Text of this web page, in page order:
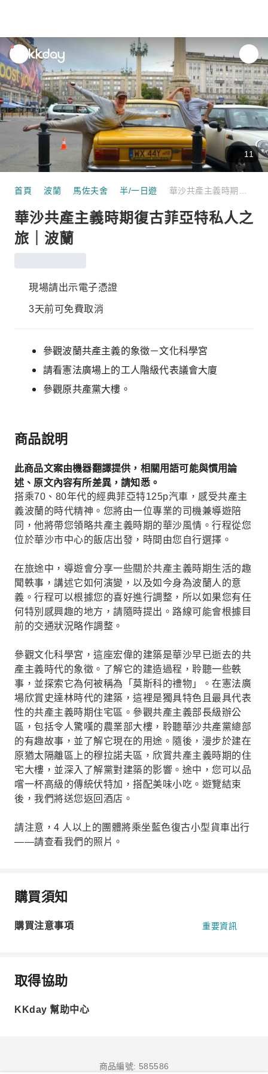
unread
notifications
11
首頁 波蘭 馬佐夫舍 半/一日遊
華沙共產主義時期復古菲亞特私人之
旅｜波蘭
現場請出示電子憑證
3天前可免費取消
參觀波蘭共產主義的象徵－文化科學宮
請看憲法廣場上的工人階級代表議會大廈
參觀原共產黨大樓。
商品說明
此商品文案由機器翻譯提供，相關用語可能與慣用論
述、原文內容有所差異，請知悉。
搭乘70、80年代的經典菲亞特125p汽車，感受共產主
義波蘭的時代精神。您將由一位專業的司機兼導遊陪
同，他將帶您領略共產主義時期的華沙風情。行程從您
位於華沙市中心的飯店出發，時間由您自行選擇。
在旅途中，導遊會分享一些關於共產主義時期生活的趣
聞軼事，講述它如何演變，以及如今身為波蘭人的意
義。行程可以根據您的喜好進行調整，所以如果您有任
何特別感興趣的地方，請隨時提出。路線可能會根據目
前的交通狀況略作調整。
參觀文化科學宮，這座宏偉的建築是華沙早已逝去的共
產主義時代的象徵。了解它的建造過程，聆聽一些軼
事，並探索它為何被稱為「莫斯科的禮物」。在憲法廣
場欣賞史達林時代的建築，這裡是獨具特色且最具代表
性的共產主義時期住宅區。參觀共產主義部長級辦公
區，包括令人驚嘆的農業部大樓，聆聽華沙共產黨總部
的有趣故事，並了解它現在的用途。隨後，漫步於建在
原猶太隔離區上的穆拉諾夫區，欣賞共產主義時期的住
宅大樓，並深入了解黨對建築的影響。途中，您可以品
嚐一杯高級的傳統伏特加，搭配美味小吃。遊覽結束
後，我們將送您返回酒店。
請注意，4 人以上的團體將乘坐藍色復古小型貨車出行
——請查看我們的照片。
購買須知
購買注意事項 重要資訊
取得協助
KKday 幫助中心
商品編號: 585586